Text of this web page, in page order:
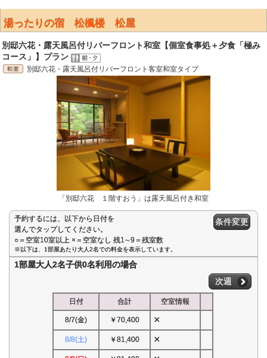
湯ったりの宿 松楓楼 松屋
別邸六花・露天風呂付リバーフロント和室【個室食事処＋夕食「極み
コース」】プラン
別邸六花・露天風呂付リバーフロント客室和室タイプ
「別邸六花 １階すおう」は露天風呂付き和室
予約するには、以下から日付を
選んでタップしてください。
○＝空室10室以上 ×＝空室なし 残1∼9＝残室数
条件変更
※以下は、1部屋あたり大人2名での料金を表示しています。
1部屋大人2名子供0名利用の場合
次週
日付 合計 空室情報
8/7(金) ￥70,400 ×
8/8(土) ￥81,400 ×